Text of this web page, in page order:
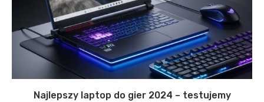
Najlepszy laptop do gier 2024 – testujemy